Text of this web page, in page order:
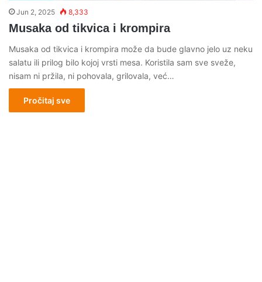
Jun 2, 2025 8,333
Musaka od tikvica i krompira
Musaka od tikvica i krompira može da bude glavno jelo uz neku
salatu ili prilog bilo kojoj vrsti mesa. Koristila sam sve sveže,
nisam ni pržila, ni pohovala, grilovala, već…
Pročitaj sve